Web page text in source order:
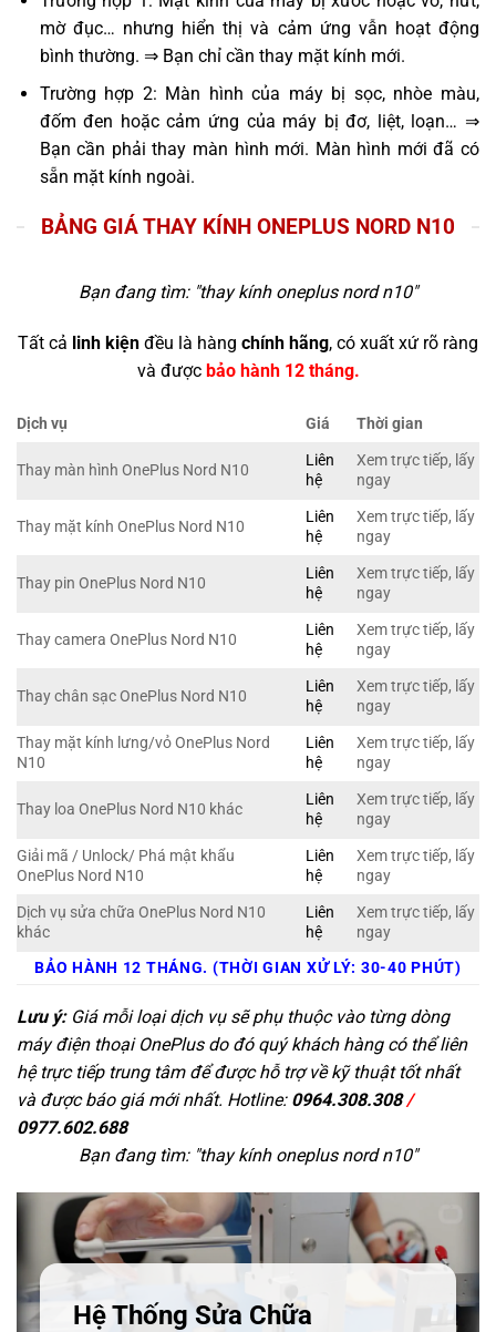
mờ đục… nhưng hiển thị và cảm ứng vẫn hoạt động
bình thường. ⇒ Bạn chỉ cần thay mặt kính mới.
Trường hợp 2: Màn hình của máy bị sọc, nhòe màu,
đốm đen hoặc cảm ứng của máy bị đơ, liệt, loạn… ⇒
Bạn cần phải thay màn hình mới. Màn hình mới đã có
sẵn mặt kính ngoài.
BẢNG GIÁ THAY KÍNH ONEPLUS NORD N10
Bạn đang tìm: "thay kính oneplus nord n10"
Tất cả linh kiện đều là hàng chính hãng, có xuất xứ rõ ràng
và được bảo hành 12 tháng.
Dịch vụ Giá Thời gian
Thay màn hình OnePlus Nord N10
Liên
hệ
Xem trực tiếp, lấy
ngay
Thay mặt kính OnePlus Nord N10
Liên
hệ
Xem trực tiếp, lấy
ngay
Thay pin OnePlus Nord N10
Liên
hệ
Xem trực tiếp, lấy
ngay
Thay camera OnePlus Nord N10
Liên
hệ
Xem trực tiếp, lấy
ngay
Thay chân sạc OnePlus Nord N10
Liên
hệ
Xem trực tiếp, lấy
ngay
Thay mặt kính lưng/vỏ OnePlus Nord
N10
Liên
hệ
Xem trực tiếp, lấy
ngay
Thay loa OnePlus Nord N10 khác
Liên
hệ
Xem trực tiếp, lấy
ngay
Giải mã / Unlock/ Phá mật khẩu
OnePlus Nord N10
Liên
hệ
Xem trực tiếp, lấy
ngay
Dịch vụ sửa chữa OnePlus Nord N10
khác
Liên
hệ
Xem trực tiếp, lấy
ngay
BẢO HÀNH 12 THÁNG. (THỜI GIAN XỬ LÝ: 30-40 PHÚT)
Lưu ý:Giá mỗi loại dịch vụ sẽ phụ thuộc vào từng dòng
máy điện thoại OnePlus do đó quý khách hàng có thể liên
hệ trực tiếp trung tâm để được hỗ trợ về kỹ thuật tốt nhất
và được báo giá mới nhất. Hotline: 0964.308.308/
0977.602.688
Bạn đang tìm: "thay kính oneplus nord n10"
Hệ Thống Sửa Chữa